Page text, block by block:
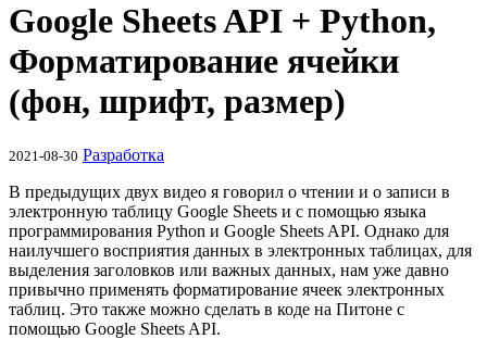
Google Sheets API + Python,
Форматирование ячейки
(фон, шрифт, размер)
2021-08-30 Разработка
В предыдущих двух видео я говорил о чтении и о записи в
электронную таблицу Google Sheets и с помощью языка
программирования Python и Google Sheets API. Однако для
наилучшего восприятия данных в электронных таблицах, для
выделения заголовков или важных данных, нам уже давно
привычно применять форматирование ячеек электронных
таблиц. Это также можно сделать в коде на Питоне с
помощью Google Sheets API.